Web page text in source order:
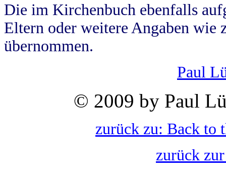
Die im Kirchenbuch ebenfalls
Eltern oder weitere Angaben wie
übernommen.
Paul
© 2009 by Paul
zurück zu: Back to
zurück